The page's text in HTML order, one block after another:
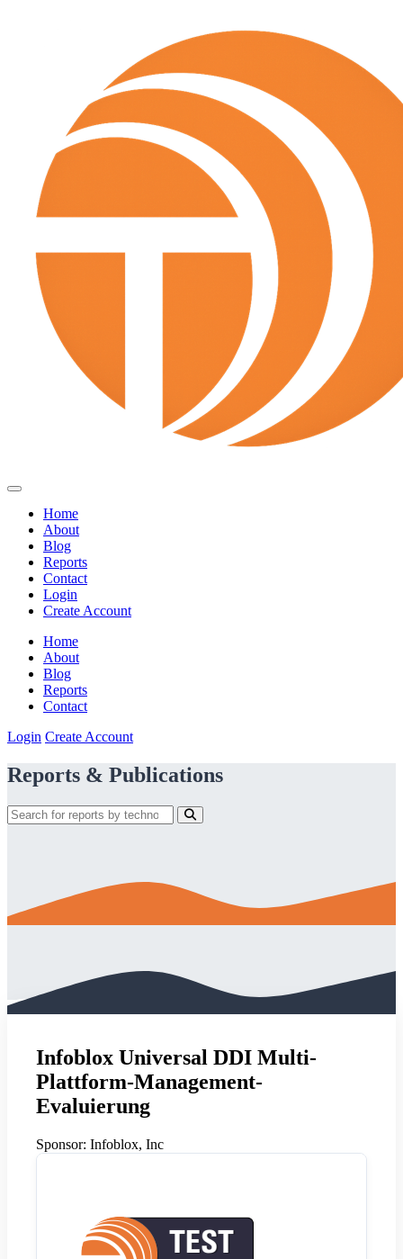
Home
About
Blog
Reports
Contact
Login
Create Account
Home
About
Blog
Reports
Contact
Login Create Account
Reports & Publications
Infoblox Universal DDI Multi-
Plattform-Management-
Evaluierung
Sponsor: Infoblox, Inc